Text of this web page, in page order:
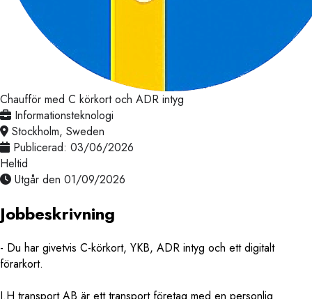
Chaufför med C körkort och ADR intyg
Informationsteknologi
Stockholm, Sweden
Publicerad: 03/06/2026
Heltid
Utgår den 01/09/2026
Jobbeskrivning
- Du har givetvis C-körkort, YKB, ADR intyg och ett digitalt
förarkort.
I.H transport AB är ett transport företag med en personlig